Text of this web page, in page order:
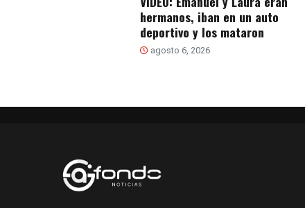
hermanos, iban en un auto
deportivo y los mataron
agosto 6, 2026